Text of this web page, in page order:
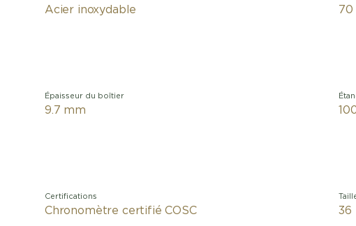
Acier inoxydable
Épaisseur du boîtier
9.7 mm
Certifications
Chronomètre certifié COSC
70
36